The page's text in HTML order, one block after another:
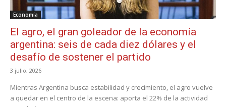
Economía
El agro, el gran goleador de la economía
argentina: seis de cada diez dólares y el
desafío de sostener el partido
3 julio, 2026
Mientras Argentina busca estabilidad y crecimiento, el agro vuelve
a quedar en el centro de la escena: aporta el 22% de la actividad